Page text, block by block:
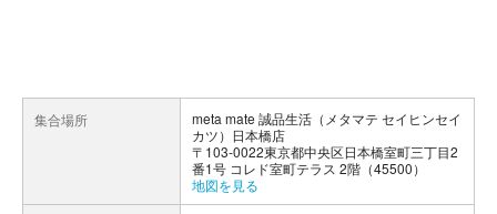
集合場所
meta mate 誠品生活（メタマテ セイヒンセイ
カツ）日本橋店
〒103-0022東京都中央区日本橋室町三丁目2
番1号 コレド室町テラス 2階（45500）
地図を見る